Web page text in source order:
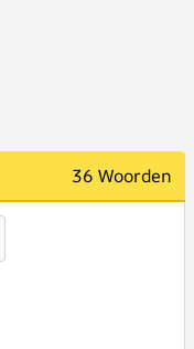
36 Woorden